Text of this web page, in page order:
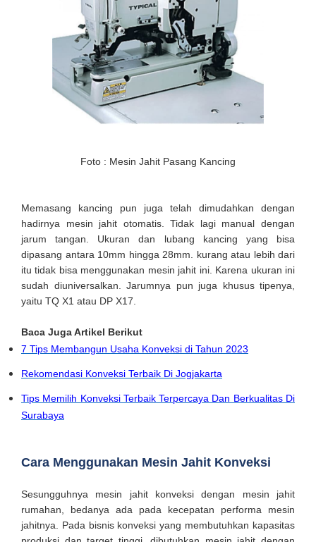
Foto : Mesin Jahit Pasang Kancing
Memasang kancing pun juga telah dimudahkan dengan
hadirnya mesin jahit otomatis. Tidak lagi manual dengan
jarum tangan. Ukuran dan lubang kancing yang bisa
dipasang antara 10mm hingga 28mm. kurang atau lebih dari
itu tidak bisa menggunakan mesin jahit ini. Karena ukuran ini
sudah diuniversalkan. Jarumnya pun juga khusus tipenya,
yaitu TQ X1 atau DP X17.
Baca Juga Artikel Berikut
7 Tips Membangun Usaha Konveksi di Tahun 2023
Rekomendasi Konveksi Terbaik Di Jogjakarta
Tips Memilih Konveksi Terbaik Terpercaya Dan Berkualitas Di
Surabaya
Cara Menggunakan Mesin Jahit Konveksi
Sesungguhnya mesin jahit konveksi dengan mesin jahit
rumahan, bedanya ada pada kecepatan performa mesin
jahitnya. Pada bisnis konveksi yang membutuhkan kapasitas